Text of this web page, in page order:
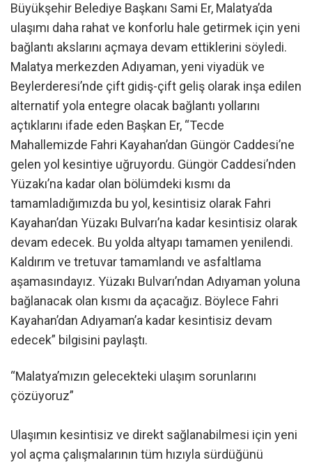
Büyükşehir Belediye Başkanı Sami Er, Malatya’da
ulaşımı daha rahat ve konforlu hale getirmek için yeni
bağlantı akslarını açmaya devam ettiklerini söyledi.
Malatya merkezden Adıyaman, yeni viyadük ve
Beylerderesi’nde çift gidiş-çift geliş olarak inşa edilen
alternatif yola entegre olacak bağlantı yollarını
açtıklarını ifade eden Başkan Er, “Tecde
Mahallemizde Fahri Kayahan’dan Güngör Caddesi’ne
gelen yol kesintiye uğruyordu. Güngör Caddesi’nden
Yüzakı’na kadar olan bölümdeki kısmı da
tamamladığımızda bu yol, kesintisiz olarak Fahri
Kayahan’dan Yüzakı Bulvarı’na kadar kesintisiz olarak
devam edecek. Bu yolda altyapı tamamen yenilendi.
Kaldırım ve tretuvar tamamlandı ve asfaltlama
aşamasındayız. Yüzakı Bulvarı’ndan Adıyaman yoluna
bağlanacak olan kısmı da açacağız. Böylece Fahri
Kayahan’dan Adıyaman’a kadar kesintisiz devam
edecek” bilgisini paylaştı.
“Malatya’mızın gelecekteki ulaşım sorunlarını
çözüyoruz”
Ulaşımın kesintisiz ve direkt sağlanabilmesi için yeni
yol açma çalışmalarının tüm hızıyla sürdüğünü